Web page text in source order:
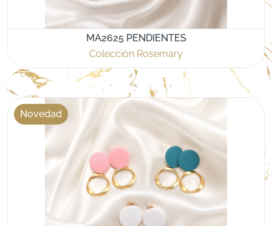
MA2625 PENDIENTES
Colección Rosemary
Novedad